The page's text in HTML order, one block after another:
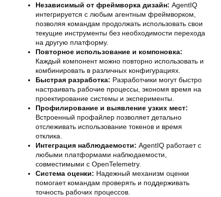
Независимый от фреймворка дизайн: AgentIQ
интегрируется с любым агентным фреймворком,
позволяя командам продолжать использовать свои
текущие инструменты без необходимости перехода
на другую платформу.
Повторное использование и компоновка:
Каждый компонент можно повторно использовать и
комбинировать в различных конфигурациях.
Быстрая разработка: Разработчики могут быстро
настраивать рабочие процессы, экономя время на
проектирование системы и эксперименты.
Профилирование и выявление узких мест:
Встроенный профайлер позволяет детально
отслеживать использование токенов и время
отклика.
Интеграция наблюдаемости: AgentIQ работает с
любыми платформами наблюдаемости,
совместимыми с OpenTelemetry.
Система оценки: Надежный механизм оценки
помогает командам проверять и поддерживать
точность рабочих процессов.